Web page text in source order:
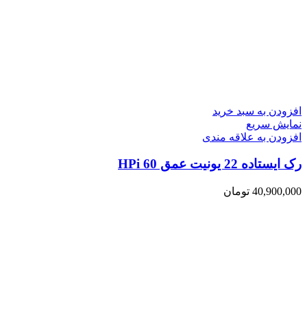
افزودن به سبد خرید
نمایش سریع
افزودن به علاقه مندی
رک ایستاده 22 یونیت عمق 60 HPi
40,900,000 تومان